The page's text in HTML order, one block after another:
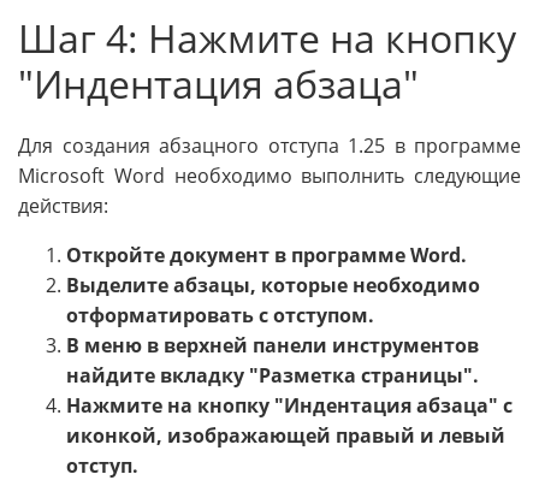
Шаг 4: Нажмите на кнопку
"Индентация абзаца"
Для создания абзацного отступа 1.25 в программе
Microsoft Word необходимо выполнить следующие
действия:
Откройте документ в программе Word.
Выделите абзацы, которые необходимо
отформатировать с отступом.
В меню в верхней панели инструментов
найдите вкладку "Разметка страницы".
Нажмите на кнопку "Индентация абзаца" с
иконкой, изображающей правый и левый
отступ.